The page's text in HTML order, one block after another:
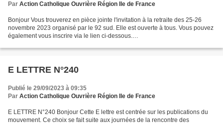
Par Action Catholique Ouvrière Région Ile de France
Bonjour Vous trouverez en pièce jointe l'invitation à la retraite des 25-26
novembre 2023 organisé par le 92 sud. Elle est ouverte à tous. Vous pouvez
également vous inscrire via le lien ci-dessous.
chevilly-larue-vie-spirituelle-et-solidarite.html...
E LETTRE N°240
Publié le 29/09/2023 à 09:35
Par Action Catholique Ouvrière Région Ile de France
E LETTRE N°240 Bonjour Cette E lettre est centrée sur les publications du
mouvement. Ce choix se fait suite aux journées de la rencontre des